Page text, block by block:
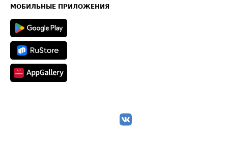
Техническая информация
МОБИЛЬНЫЕ ПРИЛОЖЕНИЯ